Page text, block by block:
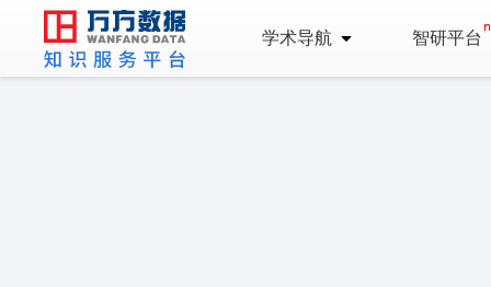
学术导航 智研平台